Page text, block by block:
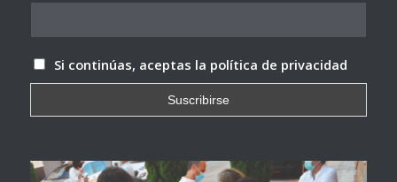
Si continúas, aceptas la política de privacidad